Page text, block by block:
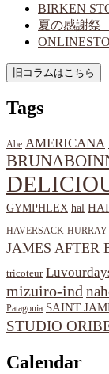
BIRKEN
夏の感謝祭
Tags
Abe AMERICANA
GYMPHLEX hal
HAVERSACK
JAMES AFTER
tricoteur
mizuiro-ind
Patagonia SAINT
STUDIO
Calendar